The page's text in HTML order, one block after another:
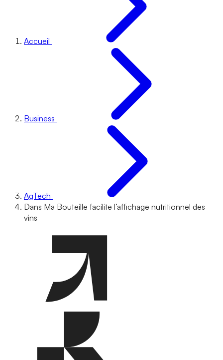
Accueil
Business
AgTech
Dans Ma Bouteille facilite l’affichage nutritionnel des
vins